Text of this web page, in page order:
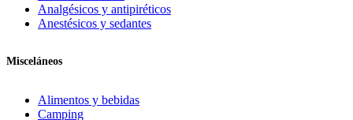
Analgésicos y antipiréticos
Anestésicos y sedantes
Misceláneos
Alimentos y bebidas
Camping